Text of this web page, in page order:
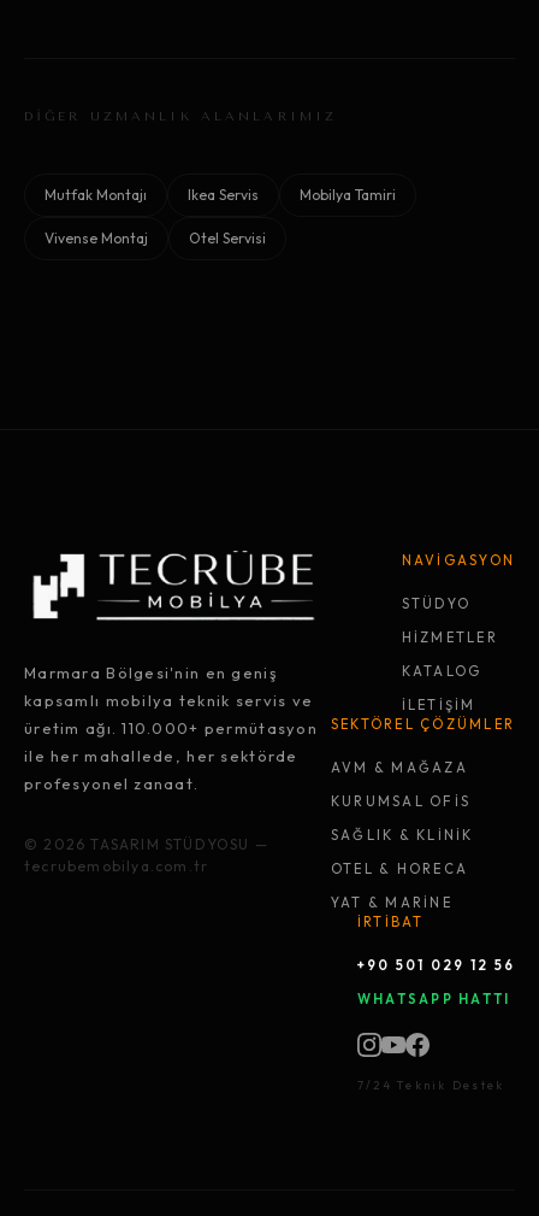
DİĞER UZMANLIK ALANLARIMIZ
Mutfak Montajı Ikea Servis Mobilya Tamiri
Vivense Montaj Otel Servisi
Marmara Bölgesi'nin en geniş
kapsamlı mobilya teknik servis ve
üretim ağı. 110.000+ permütasyon
ile her mahallede, her sektörde
profesyonel zanaat.
© 2026 TASARIM STÜDYOSU —
tecrubemobilya.com.tr
NAVİGASYON
STÜDYO
HİZMETLER
KATALOG
İLETİŞİM
SEKTÖREL ÇÖZÜMLER
AVM & MAĞAZA
KURUMSAL OFİS
SAĞLIK & KLİNİK
OTEL & HORECA
YAT & MARİNE
İRTİBAT
+90 501 029 12 56
WHATSAPP HATTI
7/24 Teknik Destek